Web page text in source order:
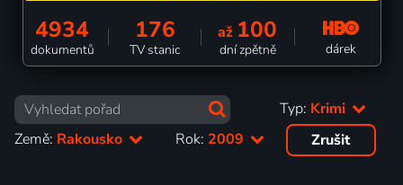
4934
dokumentů
176
TV stanic
až 100
dní zpětně dárek
Typ: Krimi
Země: Rakousko Rok: 2009 Zrušit